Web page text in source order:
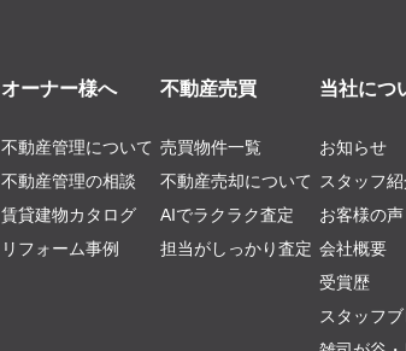
オーナー様へ
不動産管理について
不動産管理の相談
賃貸建物カタログ
リフォーム事例
不動産売買
売買物件一覧
不動産売却について
AIでラクラク査定
担当がしっかり査定
当社につ
お知らせ
スタッフ
お客様の声
会社概要
受賞歴
スタッフ